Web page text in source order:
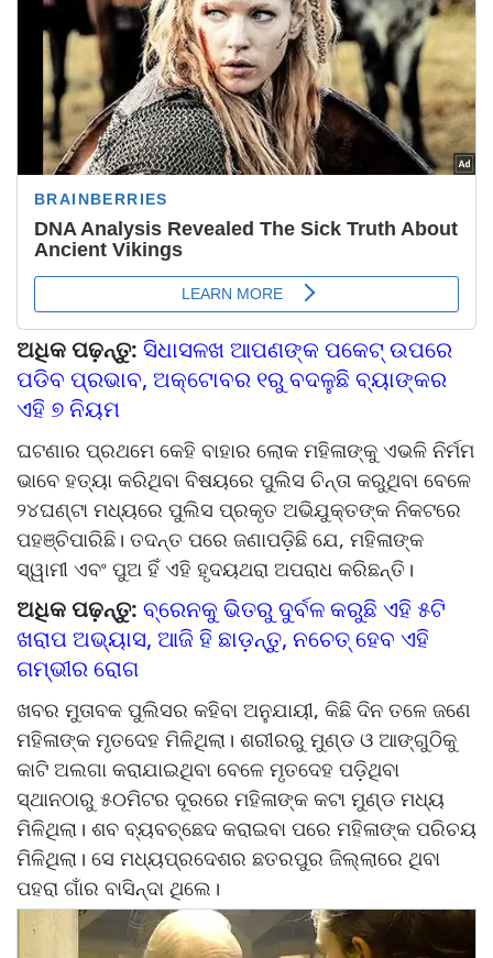
ଅଧିକ ପଢ଼ନ୍ତୁ: ସିଧାସଳଖ ଆପଣଙ୍କ ପକେଟ୍ ଉପରେ
ପଡିବ ପ୍ରଭାବ, ଅକ୍ଟୋବର ୧ରୁ ବଦଳୁଛି ବ୍ୟାଙ୍କର
ଏହି ୭ ନିୟମ
ଘଟଣାର ପ୍ରଥମେ କେହି ବାହାର ଲୋକ ମହିଳାଙ୍କୁ ଏଭଳି ନିର୍ମମ
ଭାବେ ହତ୍ୟା କରିଥିବା ବିଷୟରେ ପୁଲିସ ଚିନ୍ତା କରୁଥିବା ବେଳେ
୨୪ଘଣ୍ଟା ମଧ୍ୟରେ ପୁଲିସ ପ୍ରକୃତ ଅଭିଯୁକ୍ତଙ୍କ ନିକଟରେ
ପହଞ୍ଚିପାରିଛି। ତଦନ୍ତ ପରେ ଜଣାପଡ଼ିଛି ଯେ, ମହିଳାଙ୍କ
ସ୍ୱାମୀ ଏବଂ ପୁଅ ହିଁ ଏହି ହୃଦୟଥରା ଅପରାଧ କରିଛନ୍ତି।
ଅଧିକ ପଢ଼ନ୍ତୁ: ବ୍ରେନକୁ ଭିତରୁ ଦୁର୍ବଳ କରୁଛି ଏହି ୫ଟି
ଖରାପ ଅଭ୍ୟାସ, ଆଜି ହି ଛାଡ଼ନ୍ତୁ, ନଚେତ୍ ହେବ ଏହି
ଗମ୍ଭୀର ରୋଗ
ଖବର ମୁତାବକ ପୁଲିସର କହିବା ଅନୁଯାୟୀ, କିଛି ଦିନ ତଳେ ଜଣେ
ମହିଳାଙ୍କ ମୃତଦେହ ମିଳିଥିଲା। ଶରୀରରୁ ମୁଣ୍ଡ ଓ ଆଙ୍ଗୁଠିକୁ
କାଟି ଅଲଗା କରାଯାଇଥିବା ବେଳେ ମୃତଦେହ ପଡ଼ିଥିବା
ସ୍ଥାନଠାରୁ ୫୦ମିଟର ଦୂରରେ ମହିଳାଙ୍କ କଟା ମୁଣ୍ଡ ମଧ୍ୟ
ମିଳିଥିଲା। ଶବ ବ୍ୟବଚ୍ଛେଦ କରାଇବା ପରେ ମହିଳାଙ୍କ ପରିଚୟ
ମିଳିଥିଲା। ସେ ମଧ୍ୟପ୍ରଦେଶର ଛତରପୁର ଜିଲ୍ଲାରେ ଥିବା
ପହରା ଗାଁର ବାସିନ୍ଦା ଥିଲେ।